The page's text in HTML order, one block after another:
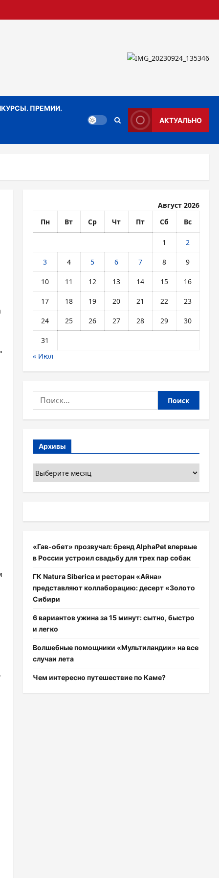
ПРЕМИИ.
АКТУАЛЬНО
Август 2026
Пн
Вт Ср Чт Пт Сб Вс
1 2
3 4 5 6 7 8 9
10 11 12 13 14 15 16
17 18 19 20 21 22 23
24 25 26 27 28 29 30
31
« Июл
Найти:
Архивы
Архивы
«Гав-обет» прозвучал: бренд AlphaPet впервые
в России устроил свадьбу для трех пар собак
ГК Natura Siberica и ресторан «Айна»
представляют коллаборацию: десерт «Золото
Сибири
6 вариантов ужина за 15 минут: сытно, быстро
и легко
Волшебные помощники «Мультиландии» на все
случаи лета
Чем интересно путешествие по Каме?